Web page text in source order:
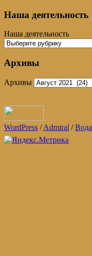
Наша деятельность
Наша деятельность
Архивы
Архивы
WordPress /Admiral /Вода